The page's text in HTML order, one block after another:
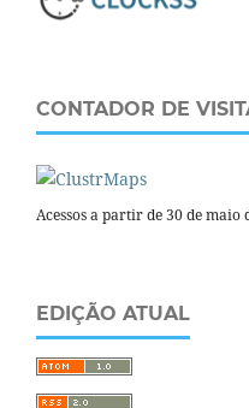
CONTADOR DE
Acessos a partir de 30 de maio
EDIÇÃO ATUAL